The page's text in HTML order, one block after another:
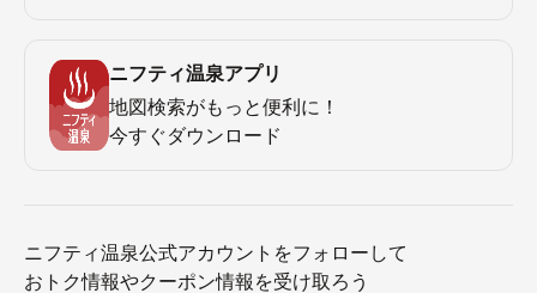
ニフティ温泉アプリ
地図検索がもっと便利に！
今すぐダウンロード
ニフティ温泉公式アカウントをフォローして
おトク情報やクーポン情報を受け取ろう